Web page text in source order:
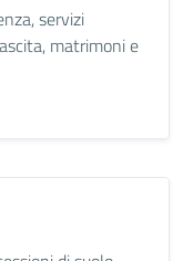
servizi
matrimoni e